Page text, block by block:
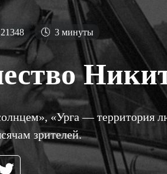
21348 🕓 3 минуты
«Урга — территория
зрителей.